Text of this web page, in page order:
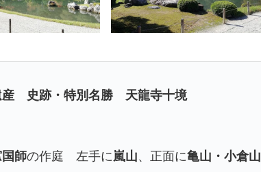
産 史跡・特別名勝 天龍寺十境
師の作庭 左手に嵐山、正面に亀山・小倉山